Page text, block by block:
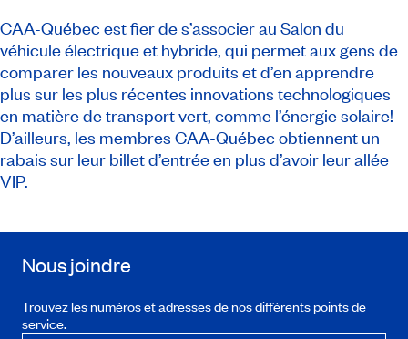
CAA-Québec est fier de s’associer au Salon du
véhicule électrique et hybride, qui permet aux gens de
comparer les nouveaux produits et d’en apprendre
plus sur les plus récentes innovations technologiques
en matière de transport vert, comme l’énergie solaire!
D’ailleurs, les membres CAA-Québec obtiennent un
rabais sur leur billet d’entrée en plus d’avoir leur allée
VIP.
Nous joindre
Trouvez les numéros et adresses de nos différents points de
service.